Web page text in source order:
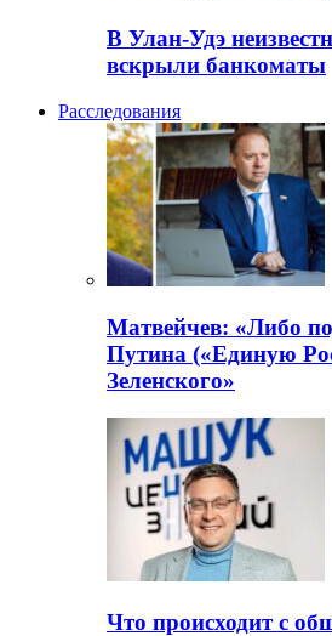
В Улан-Удэ
вскрыли банкоматы
Расследования
Матвейчев: «Либо
Путина («Единую
Зеленского»
Что происходит с